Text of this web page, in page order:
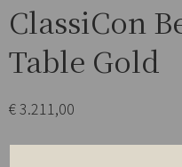
ClassiCon
Table Gold
€3.211,00
Met zijn aantrekkelijke